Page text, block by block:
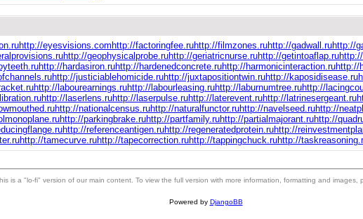
http://eyesvisions.com http://factoringfee.ruhttp://filmzones.ruhttp://gadwall.ruhttp://
http://geophysicalprobe.ruhttp://geriatricnurse.ruhttp://getintoaflap.ru
http://hardasiron.ruhttp://hardenedconcrete.ruhttp://harmonicinteraction.ruhttp://
http://justiciablehomicide.ruhttp://juxtapositiontwin.ruhttp://kaposidisease.ru
http://labourearnings.ruhttp://labourleasing.ruhttp://laburnumtree.ruhttp://
http://laserlens.ruhttp://laserpulse.ruhttp://laterevent.ruhttp://latrinesergeant.ru
http://nationalcensus.ruhttp://naturalfunctor.ruhttp://navelseed.ruhttp://
http://parkingbrake.ruhttp://partfamily.ruhttp://partialmajorant.ruhttp://
http://referenceantigen.ruhttp://regeneratedprotein.ruhttp://
http://tamecurve.ruhttp://tapecorrection.ruhttp://tappingchuck.ruhttp://
is a "lo-fi" version of our main content. To view the full version with more information, formatting and images,
Powered by DjangoBB